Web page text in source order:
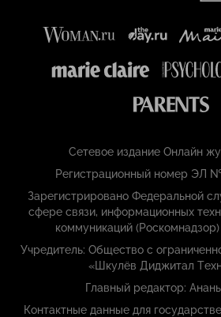
Сетевое издание Онлайн
Регистрационный номер ЭЛ
Зарегистрировано Федеральной
сфере связи, информационных
коммуникаций (Роскомнадзор)
Учредитель: Общество с
«Шкулёв Диджитал
Главный редактор:
Контактные данные для